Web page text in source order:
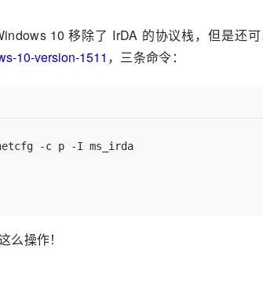
10 移除了 IrDA 的协议栈，但是还可
10-version-1511 ，三条命令：
-c p -I ms_irda
操作！